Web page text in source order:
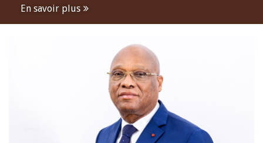
En savoir plus